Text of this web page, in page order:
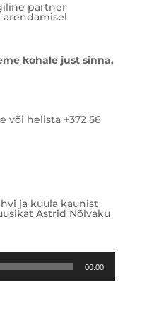
partner
kohale just sinna,
või helista +372 56
ja kuula kaunist
Astrid Nõlvaku
00:00